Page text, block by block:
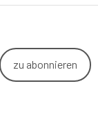
zu abonnieren